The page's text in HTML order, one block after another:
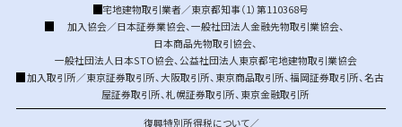
宅地建物取引業者／東京都知事（1）第110368号
加入協会／日本証券業協会、 一般社団法人金融先物取引業協会、
日本商品先物取引協会、
一般社団法人日本STO協会、 公益社団法人東京都宅地建物取引業協会
加入取引所／東京証券取引所、大阪取引所、 東京商品取引所、福岡証券取引所、名古
屋証券取引所、札幌証券取引所、 東京金融取引所
復興特別所得税について／